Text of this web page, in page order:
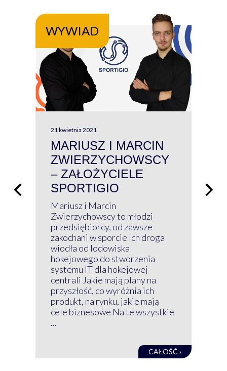
WYWIAD
21 kwietnia 2021
MARIUSZ I MARCIN
ZWIERZYCHOWSCY
– ZAŁOŻYCIELE
SPORTIGIO
Mariusz i Marcin
Zwierzychowscy to młodzi
przedsiębiorcy, od zawsze
zakochani w sporcie Ich droga
wiodła od lodowiska
hokejowego do stworzenia
systemu IT dla hokejowej
centrali Jakie mają plany na
przyszłość, co wyróżnia ich
produkt, na rynku, jakie mają
cele biznesowe Na te wszystkie
...
CAŁOŚĆ ›